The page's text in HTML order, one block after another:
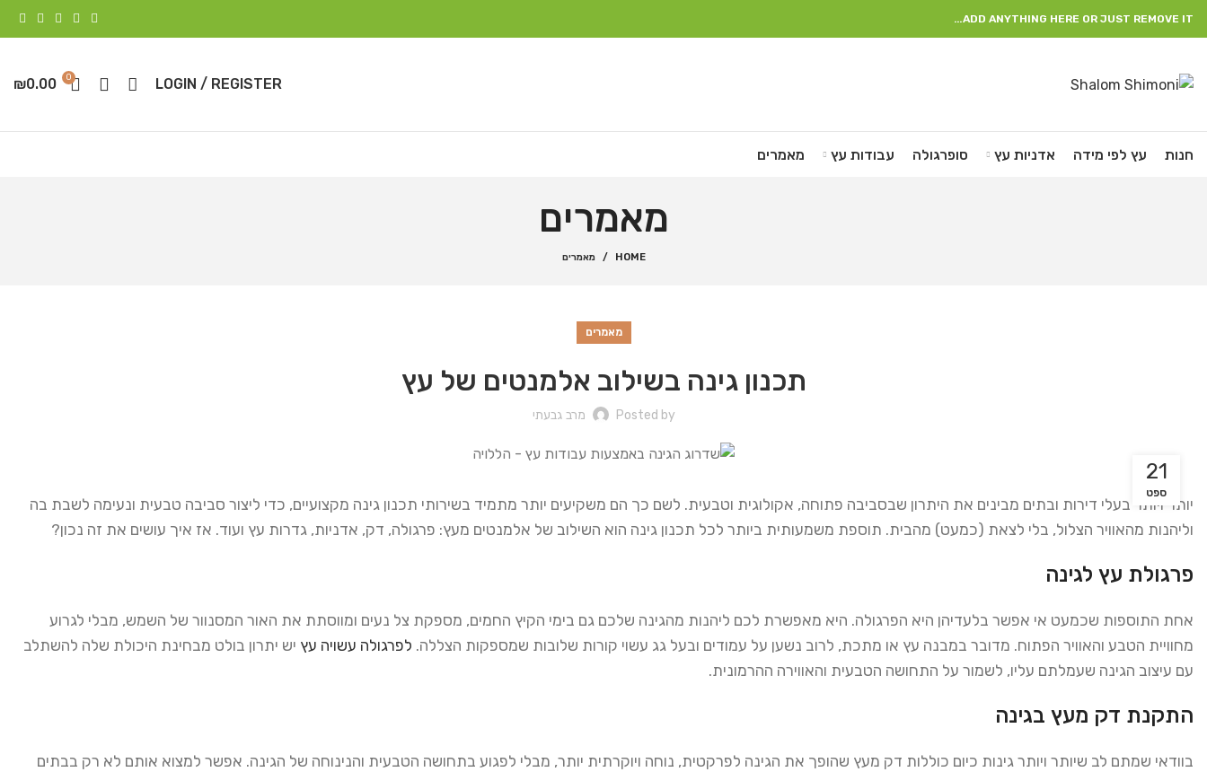
ADD ANYTHING HERE OR JUST REMOVE IT…
LOGIN / REGISTER
0
₪0.00
חנות עץ לפי מידה אדניות עץ סופרגולה עבודות עץ מאמרים
מאמרים
HOME מאמרים
מאמרים
תכנון גינה בשילוב אלמנטים של עץ
Posted by מרב גבעתי
21
ספט
יותר ויותר בעלי דירות ובתים מבינים את היתרון שבסביבה פתוחה, אקולוגית וטבעית. לשם כך הם משקיעים יותר מתמיד בשירותי תכנון גינה מקצועיים, כדי ליצור סביבה טבעית ונעימה לשבת בה
וליהנות מהאוויר הצלול, בלי לצאת (כמעט) מהבית. תוספת משמעותית ביותר לכל תכנון גינה הוא השילוב של אלמנטים מעץ: פרגולה, דק, אדניות, גדרות עץ ועוד. אז איך עושים את זה נכון?
פרגולת עץ לגינה
אחת התוספות שכמעט אי אפשר בלעדיהן היא הפרגולה. היא מאפשרת לכם ליהנות מהגינה שלכם גם בימי הקיץ החמים, מספקת צל נעים ומווסתת את האור המסנוור של השמש, מבלי לגרוע
מחוויית הטבע והאוויר הפתוח. מדובר במבנה עץ או מתכת, לרוב נשען על עמודים ובעל גג עשוי קורות שלובות שמספקות הצללה. לפרגולה עשויה עץ יש יתרון בולט מבחינת היכולת שלה להשתלב
עם עיצוב הגינה שעמלתם עליו, לשמור על התחושה הטבעית והאווירה ההרמונית.
התקנת דק מעץ בגינה
בוודאי שמתם לב שיותר ויותר גינות כיום כוללות דק מעץ שהופך את הגינה לפרקטית, נוחה ויוקרתית יותר, מבלי לפגוע בתחושה הטבעית והנינוחה של הגינה. אפשר למצוא אותם לא רק בבתים